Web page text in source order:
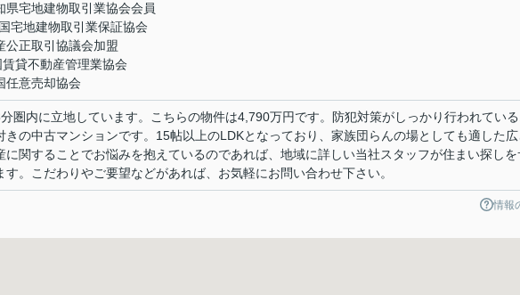
県宅地建物取引業協会会員
宅地建物取引業保証協会
正取引協議会加盟
貸不動産管理業協会
任意売却協会
圏内に立地しています。こちらの物件は4,790万円です。防犯対策がしっかり行われてい
きの中古マンションです。15帖以上のLDKとなっており、家族団らんの場としても適した広
に関することでお悩みを抱えているのであれば、地域に詳しい当社スタッフが住まい探しを
す。こだわりやご要望などがあれば、お気軽にお問い合わせ下さい。
情報